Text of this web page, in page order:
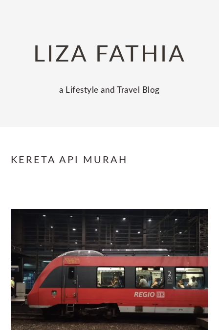
navigationLIZA FATHIA
a Lifestyle and Travel Blog
KERETA API MURAH